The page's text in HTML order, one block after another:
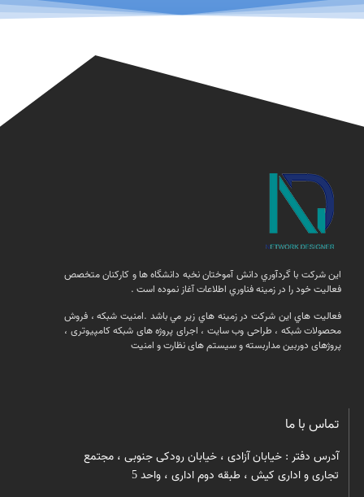
اين شركت با گردآوري دانش آموختان نخبه دانشگاه ها و كاركنان متخصص
فعاليت خود را در زمينه فناوري اطلاعات آغاز نموده است .
فعالیت هاي اين شركت در زمينه هاي زير مي باشد .امنيت شبكه ، فروش
محصولات شبكه ، طراحی وب سایت ، اجرای پروژه های شبکه کامپیوتری ،
پروژهای دوربین مداربسته و سیستم های نظارت و امنیت
تماس با ما
آدرس دفتر : خیابان آزادی ، خیابان رودکی جنوبی ، مجتمع
تجاری و اداری کیش ، طبقه دوم اداری ، واحد 5